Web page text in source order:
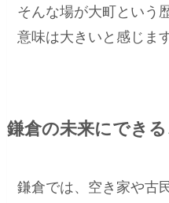
そんな場が大町という
意味は大きいと感じます
鎌倉の未来にできる
鎌倉では、空き家や古